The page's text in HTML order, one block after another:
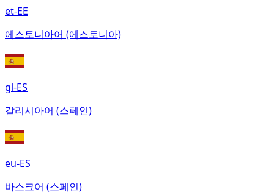
et-EE
에스토니아어 (에스토니아)
gl-ES
갈리시아어 (스페인)
eu-ES
바스크어 (스페인)